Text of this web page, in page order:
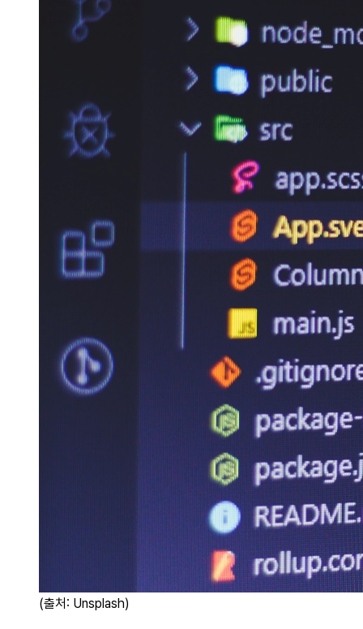
(출처: Unsplash)